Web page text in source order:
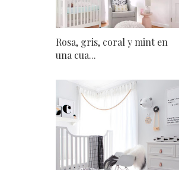
Rosa, gris, coral y mint en
una cua...